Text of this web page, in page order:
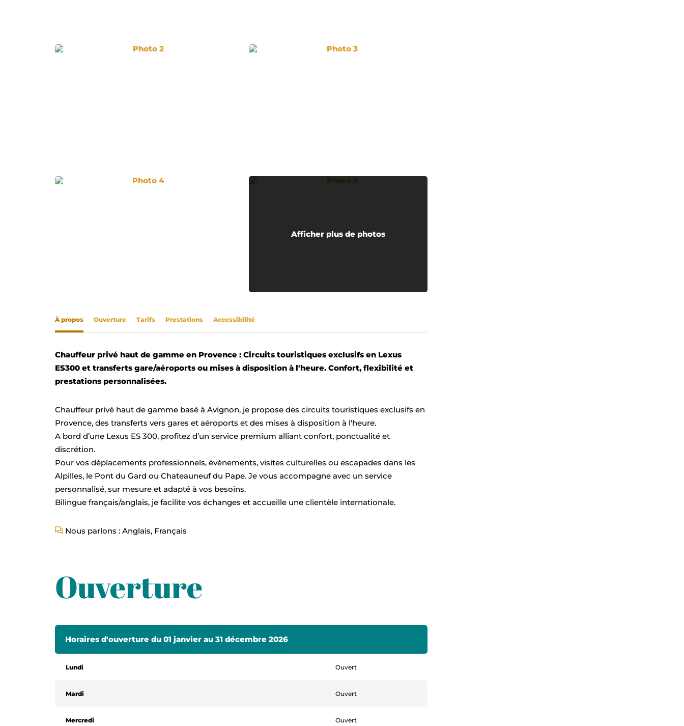
Photo 2 Photo 3
Photo 4
Afficher plus de photos
Photo 5
À propos Ouverture Tarifs Prestations Accessibilité
Chauffeur privé haut de gamme en Provence : Circuits touristiques exclusifs en Lexus
ES300 et transferts gare/aéroports ou mises à disposition à l'heure. Confort, flexibilité et
prestations personnalisées.
Chauffeur privé haut de gamme basé à Avignon, je propose des circuits touristiques exclusifs en
Provence, des transferts vers gares et aéroports et des mises à disposition à l'heure.
A bord d’une Lexus ES 300, profitez d’un service premium alliant confort, ponctualité et
discrétion.
Pour vos déplacements professionnels, évènements, visites culturelles ou escapades dans les
Alpilles, le Pont du Gard ou Chateauneuf du Pape. Je vous accompagne avec un service
personnalisé, sur mesure et adapté à vos besoins.
Bilingue français/anglais, je facilite vos échanges et accueille une clientèle internationale.
Nous parlons : Anglais, Français
Ouverture
Horaires d'ouverture du 01 janvier au 31 décembre 2026
Lundi Ouvert
Mardi Ouvert
Mercredi Ouvert